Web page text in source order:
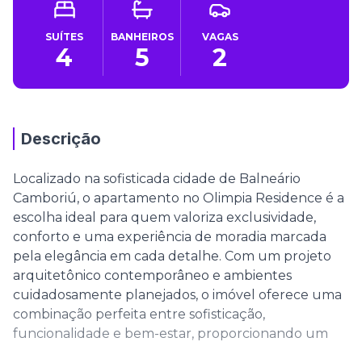
SUÍTES
4
BANHEIROS
5
VAGAS
2
Descrição
Localizado na sofisticada cidade de Balneário
Camboriú, o apartamento no Olimpia Residence é a
escolha ideal para quem valoriza exclusividade,
conforto e uma experiência de moradia marcada
pela elegância em cada detalhe. Com um projeto
arquitetônico contemporâneo e ambientes
cuidadosamente planejados, o imóvel oferece uma
combinação perfeita entre sofisticação,
funcionalidade e bem-estar, proporcionando um